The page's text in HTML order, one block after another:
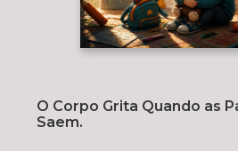
O Corpo Grita Quando as
Saem.